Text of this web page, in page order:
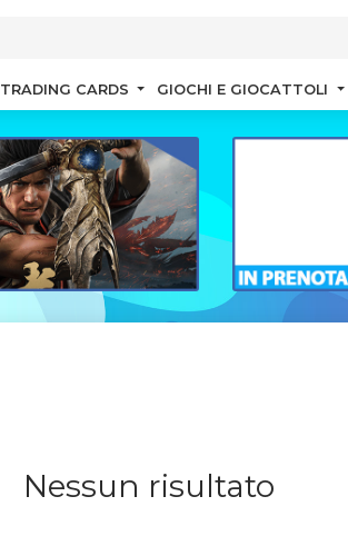
TRADING CARDS GIOCHI E GIOCATTOLI
Nessun risultato